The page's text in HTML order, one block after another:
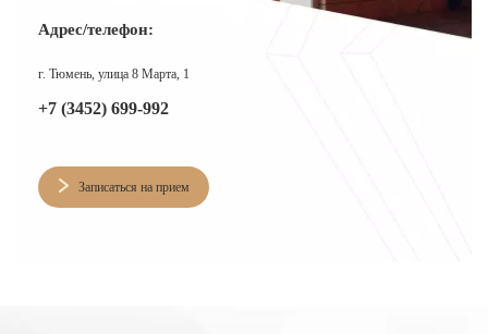
Адрес/телефон:
г. Тюмень, улица 8 Марта, 1
+7 (3452) 699-992
Записаться на прием